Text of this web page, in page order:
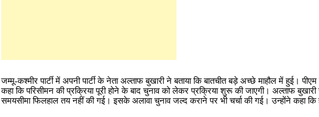
जम्मू-कश्मीर पार्टी में अपनी पार्टी के नेता अल्ताफ बुखारी ने बताया कि बातचीत बड़े अच्छे माहौल में हुई।
कहा कि परिसीमन की प्रक्रिया पूरी होने के बाद चुनाव को लेकर प्रक्रिया शुरू की जाएगी। अल्ताफ
समयसीमा फिलहाल तय नहीं की गई। इसके अलावा चुनाव जल्द कराने पर भी चर्चा की गई। उन्होंने कहा